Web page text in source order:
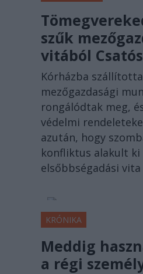
szűk
vitából
Kórházba
mezőgazdasági
rongálódtak meg,
védelmi
azután, hogy
konfliktus alakult ki
elsőbbségadási vita
KRÓNIKA
Meddig
a régi